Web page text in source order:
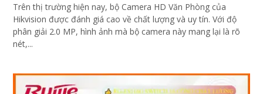
Trên thị trường hiện nay, bộ Camera HD Văn Phòng của
Hikvision được đánh giá cao về chất lượng và uy tín. Với độ
phân giải 2.0 MP, hình ảnh mà bộ camera này mang lại là rõ
nét,...